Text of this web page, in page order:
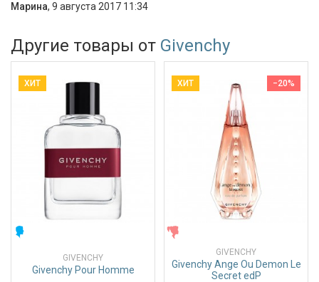
Марина, 9 августа 2017 11:34
Другие товары от Givenchy
ХИТ
GIVENCHY
Givenchy Pour Homme
−20%
ХИТ
GIVENCHY
Givenchy Ange Ou Demon Le
Secret edP